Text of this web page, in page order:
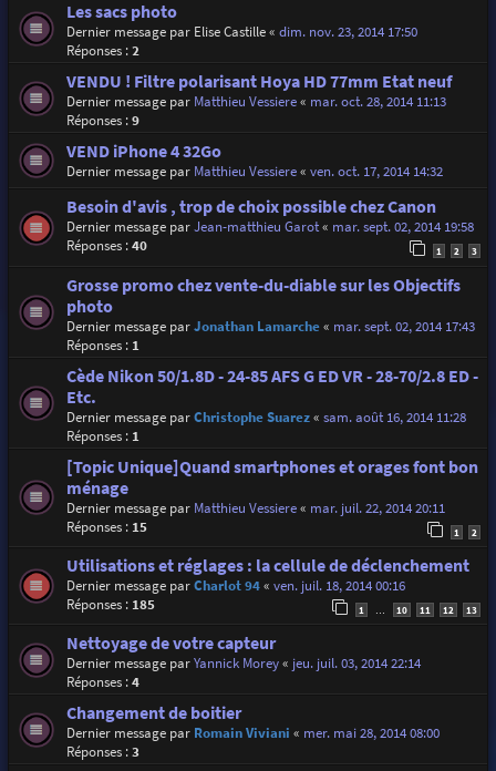
Les sacs photo
Dernier message par Elise Castille« dim. nov. 23, 2014 17:50
Réponses :2
VENDU ! Filtre polarisant Hoya HD 77mm Etat neuf
Dernier message par Matthieu Vessiere« mar. oct. 28, 2014 11:13
Réponses :9
VEND iPhone 4 32Go
Dernier message par Matthieu Vessiere« ven. oct. 17, 2014 14:32
Besoin d'avis , trop de choix possible chez Canon
Dernier message parJean-matthieu Garot« mar. sept. 02, 2014 19:58
Réponses :40 1 2 3
Grosse promo chez vente-du-diable sur les Objectifs
photo
Dernier message parJonathan Lamarche« mar. sept. 02, 2014 17:43
Réponses : 1
Cède Nikon 50/1.8D - 24-85 AFS G ED VR - 28-70/2.8 ED -
Etc.
Dernier message parChristophe Suarez« sam. août 16, 2014 11:28
Réponses : 1
[Topic Unique]Quand smartphones et orages font bon
ménage
Dernier message par Matthieu Vessiere« mar. juil. 22, 2014 20:11
Réponses : 15 1 2
Utilisations et réglages : la cellule de déclenchement
Dernier message parCharlot 94« ven. juil. 18, 2014 00:16
Réponses : 185 1 … 10 11 12 13
Nettoyage de votre capteur
Dernier message parYannick Morey« jeu. juil. 03, 2014 22:14
Réponses :4
Changement de boitier
Dernier message par Romain Viviani « mer. mai 28, 2014 08:00
Réponses :3